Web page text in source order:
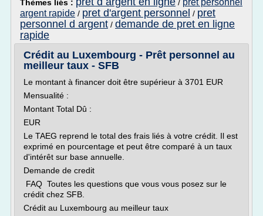
Thèmes liés : / pret personnel
argent rapide / pret d'argent personnel / pret
personnel d argent / demande de pret en ligne
rapide
Crédit au Luxembourg - Prêt personnel au
meilleur taux - SFB
Le montant à financer doit être supérieur à 3701 EUR
Mensualité :
Montant Total Dû :
EUR
Le TAEG reprend le total des frais liés à votre crédit. Il est
exprimé en pourcentage et peut être comparé à un taux
d'intérêt sur base annuelle.
Demande de credit
FAQ Toutes les questions que vous vous posez sur le
crédit chez SFB.
Crédit au Luxembourg au meilleur taux